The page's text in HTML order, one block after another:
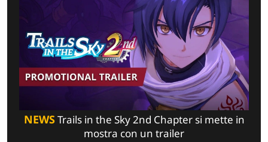
NEWSTrails in the Sky 2nd Chapter si mette in
mostra con un trailer